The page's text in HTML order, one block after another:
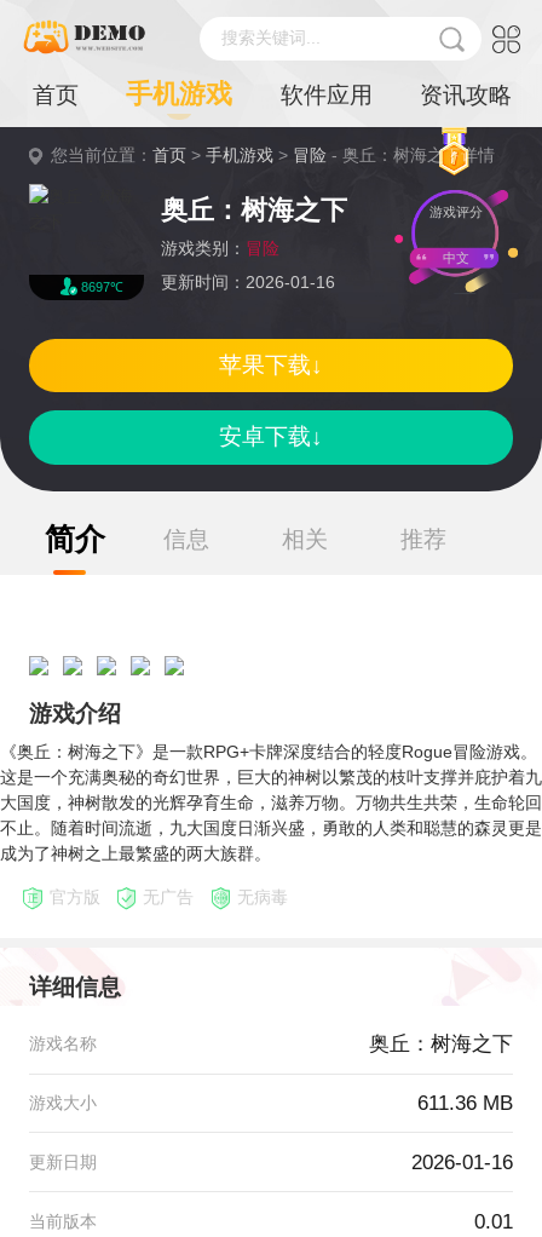
搜索关键词...
首页 手机游戏 软件应用 资讯攻略
您当前位置：首页 >手机游戏 > 冒险 - 奥丘：树海之下详情
8697℃
奥丘：树海之下
游戏类别： 冒险
更新时间：2026-01-16
游戏评分
中文
安卓下载↓
苹果下载↓
简介 信息 相关 推荐
游戏介绍
《奥丘：树海之下》是一款RPG+卡牌深度结合的轻度Rogue冒险游戏。
这是一个充满奥秘的奇幻世界，巨大的神树以繁茂的枝叶支撑并庇护着九
大国度，神树散发的光辉孕育生命，滋养万物。万物共生共荣，生命轮回
不止。随着时间流逝，九大国度日渐兴盛，勇敢的人类和聪慧的森灵更是
成为了神树之上最繁盛的两大族群。
官方版 无广告 无病毒
详细信息
游戏名称 奥丘：树海之下
游戏大小 611.36 MB
更新日期 2026-01-16
当前版本 0.01